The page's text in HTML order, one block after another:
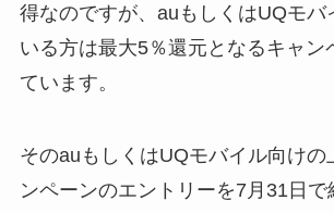
得なのですが、auもしくはUQモバ
いる方は最大5％還元となるキャン
ています。
そのauもしくはUQモバイル向けの
ンペーンのエントリーを7月31日